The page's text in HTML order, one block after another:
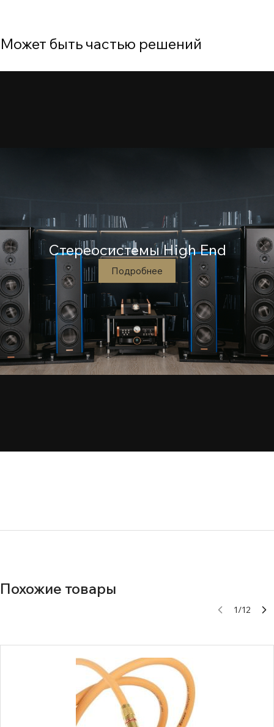
Может быть частью решений
Стереосистемы High End
Подробнее
Похожие товары
1/12